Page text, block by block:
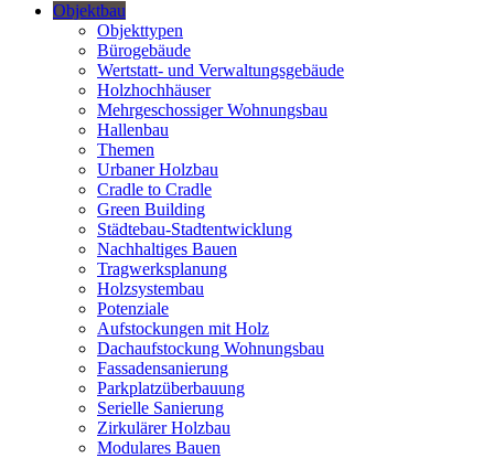
Objektbau
Objekttypen
Bürogebäude
Wertstatt- und Verwaltungsgebäude
Holzhochhäuser
Mehrgeschossiger Wohnungsbau
Hallenbau
Themen
Urbaner Holzbau
Cradle to Cradle
Green Building
Städtebau-Stadtentwicklung
Nachhaltiges Bauen
Tragwerksplanung
Holzsystembau
Potenziale
Aufstockungen mit Holz
Dachaufstockung Wohnungsbau
Fassadensanierung
Parkplatzüberbauung
Serielle Sanierung
Zirkulärer Holzbau
Modulares Bauen